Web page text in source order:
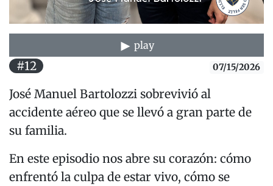
play
#12 07/15/2026
José Manuel Bartolozzi sobrevivió al
accidente aéreo que se llevó a gran parte de
su familia.
En este episodio nos abre su corazón: cómo
enfrentó la culpa de estar vivo, cómo se